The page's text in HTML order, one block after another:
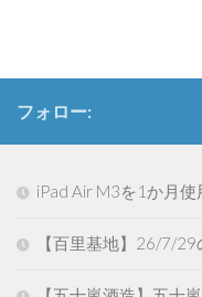
フォロー:
iPad Air M3を1か月
【百里基地】26/7/29